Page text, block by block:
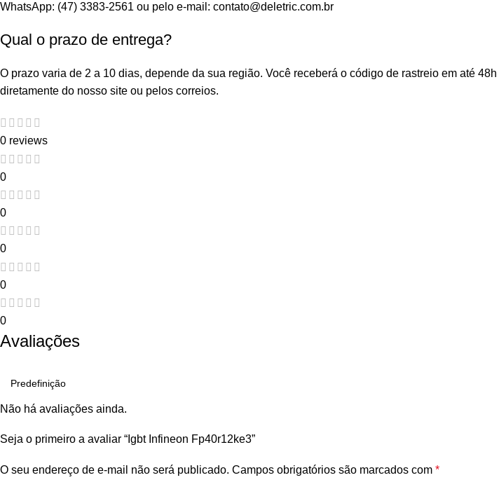
WhatsApp: (47) 3383-2561 ou pelo e-mail: contato@deletric.com.br
Qual o prazo de entrega?
O prazo varia de 2 a 10 dias, depende da sua região. Você receberá o código de rastreio em até
diretamente do nosso site ou pelos correios.
0 reviews
0
0
0
0
0
Avaliações
Não há avaliações ainda.
Seja o primeiro a avaliar “Igbt Infineon Fp40r12ke3”
O seu endereço de e-mail não será publicado. Campos obrigatórios são marcados com *